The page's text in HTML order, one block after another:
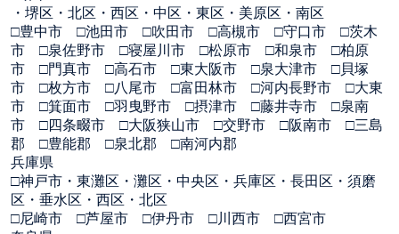
・堺区・北区・西区・中区・東区・美原区・南区
□豊中市 □池田市 □吹田市 □高槻市 □守口市 □茨木
市 □泉佐野市 □寝屋川市 □松原市 □和泉市 □柏原
市 □門真市 □高石市 □東大阪市 □泉大津市 □貝塚
市 □枚方市 □八尾市 □富田林市 □河内長野市 □大東
市 □箕面市 □羽曳野市 □摂津市 □藤井寺市 □泉南
市 □四条畷市 □大阪狭山市 □交野市 □阪南市 □三島
郡 □豊能郡 □泉北郡 □南河内郡
兵庫県
□神戸市・東灘区・灘区・中央区・兵庫区・長田区・須磨
区・垂水区・西区・北区
□尼崎市 □芦屋市 □伊丹市 □川西市 □西宮市